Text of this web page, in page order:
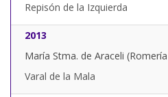
Repisón de la Izquierda
2013
María Stma. de Araceli
Varal de la Mala